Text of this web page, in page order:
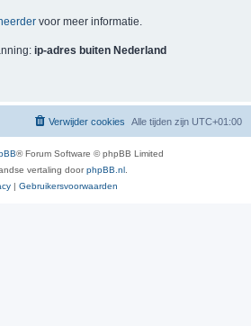
voor meer informatie.
ip-adres buiten Nederland
Alle tijden zijn UTC+01:00
Verwijder cookies
® Forum Software © phpBB Limited
vertaling doorphpBB.nl
| Gebruikersvoorwaarden